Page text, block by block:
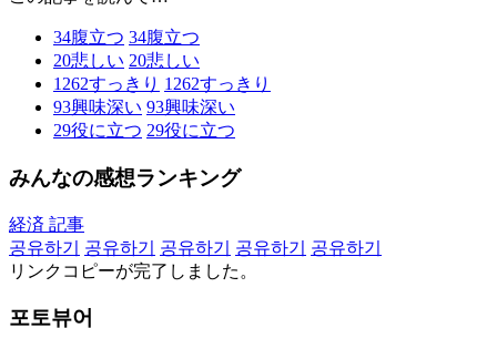
34腹立つ 34腹立つ
20悲しい 20悲しい
1262すっきり 1262すっきり
93興味深い 93興味深い
29役に立つ 29役に立つ
みんなの感想ランキング
経済 記事
공유하기
공유하기 공유하기 공유하기
공유하기
リンクコピーが完了しました。
포토뷰어